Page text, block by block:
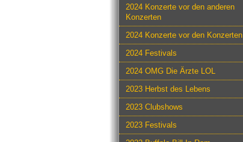
2024 Konzerte vor den anderen
Konzerten
2024 Konzerte vor den Konzerten
2024 Festivals
2024 OMG Die Ärzte LOL
2023 Herbst des Lebens
2023 Clubshows
2023 Festivals